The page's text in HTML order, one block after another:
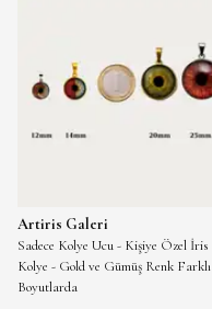
Artiris Galeri
Sadece Kolye Ucu - Kişiye Özel İris
Kolye - Gold ve Gümüş Renk Farklı
Boyutlarda